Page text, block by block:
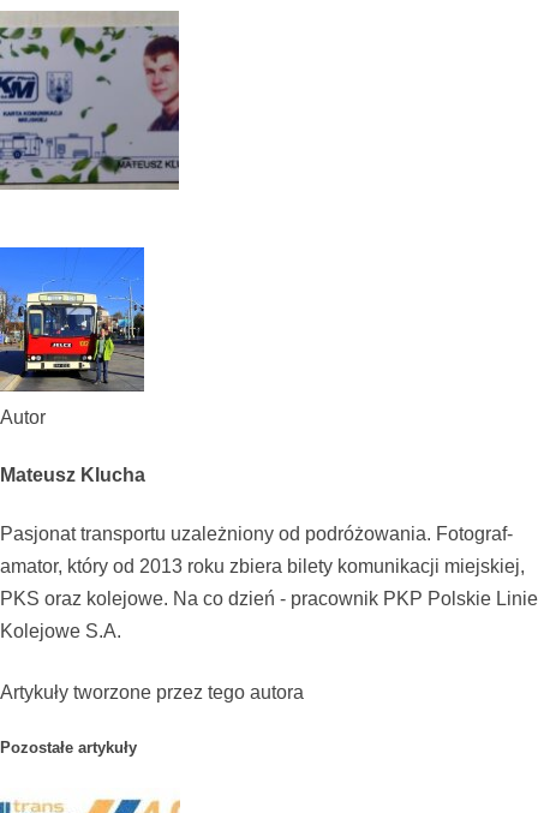
Autor
Mateusz Klucha
Pasjonat transportu uzależniony od podróżowania. Fotograf-
amator, który od 2013 roku zbiera bilety komunikacji miejskiej,
PKS oraz kolejowe. Na co dzień - pracownik PKP Polskie Linie
Kolejowe S.A.
Artykuły tworzone przez tego autora
Pozostałe artykuły